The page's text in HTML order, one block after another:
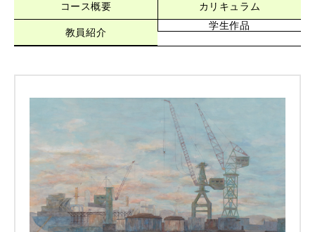
コース概要 カリキュラム
教員紹介
学生作品